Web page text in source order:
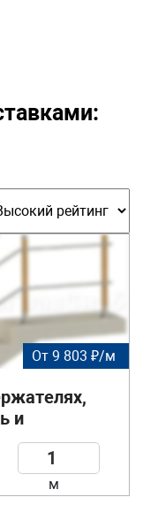
От 9 803 ₽/м
и
м